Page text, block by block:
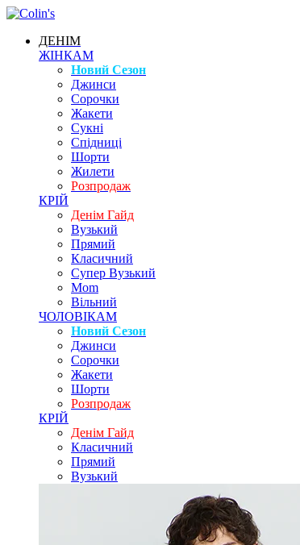
ДЕНІМ
ЖІНКАМ
Новий Сезон
Джинси
Сорочки
Жакети
Сукні
Спідниці
Шорти
Жилети
Розпродаж
КРІЙ
Денім Гайд
Вузький
Прямий
Класичний
Супер Вузький
Mom
Вільний
ЧОЛОВІКАМ
Новий Сезон
Джинси
Сорочки
Жакети
Шорти
Розпродаж
КРІЙ
Денім Гайд
Класичний
Прямий
Вузький